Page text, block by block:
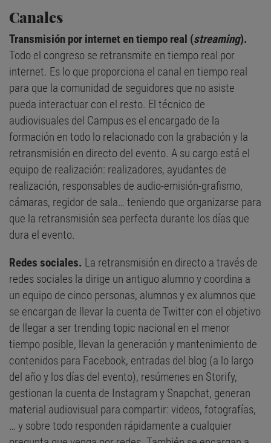
Canales
Transmisión por internet en tiempo real (streaming).
Todo el congreso se retransmite en tiempo real por
internet. Es lo que proporciona el canal en tiempo real
para que la comunidad de seguidores que no asiste
pueda interactuar con el resto. El técnico de
audiovisuales del Campus es el encargado de la
formación en todo lo relacionado con la grabación y la
retransmisión en directo del evento. A su cargo está el
equipo de realización: realizadores, ayudantes de
realización, responsables de audio-emisión-grafismo,
cámaras, regidor de sala… teniendo que organizarse para
que la retransmisión sea perfecta durante los días que
dura el evento.
Redes sociales. La retransmisión en directo a través de
redes sociales la dirige un antiguo alumno y coordina a
un equipo de cinco personas, alumnos y ex alumnos que
se encargan de llevar la cuenta de Twitter con el objetivo
de llegar a ser trending topic nacional en el menor
tiempo posible, llevan la generación y mantenimiento de
contenidos para Facebook, entradas del blog (a lo largo
del año y los días del evento), resúmenes en Storify,
gestionan la cuenta de Instagram y Snapchat, generan
material audiovisual para compartir: videos, fotografías,
… y sobre todo responden rápidamente a cualquier